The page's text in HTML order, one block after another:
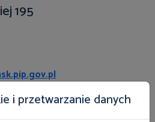
195
27596-UBTUI-22
i przetwarzanie danych